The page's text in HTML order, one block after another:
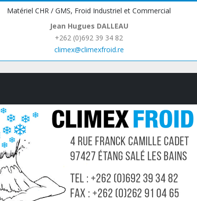
Matériel CHR / GMS, Froid Industriel et Commercial
Jean Hugues DALLEAU
+262 (0)692 39 34 82
climex@climexfroid.re